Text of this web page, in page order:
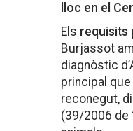
lloc en el
Els requisits
Burjassot
diagnòstic
principal
reconegut,
(39/2006 de